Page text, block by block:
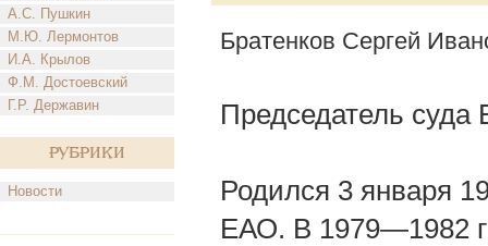
А.С. Пушкин
М.Ю. Лермонтов
И.А. Крылов
Ф.М. Достоевский
Г.Р. Державин
Рубрики
Новости
Братенков Сергей
Председатель суда
Родился 3 января
ЕАО. В 1979—1982